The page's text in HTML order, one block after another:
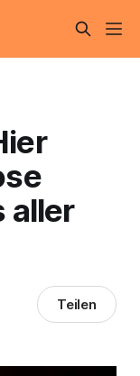
aller
Teilen